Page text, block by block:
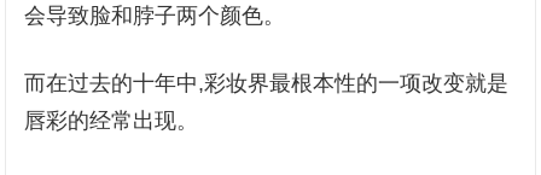
会导致脸和脖子两个颜色。
而在过去的十年中,彩妆界最根本性的一项改变就是
唇彩的经常出现。